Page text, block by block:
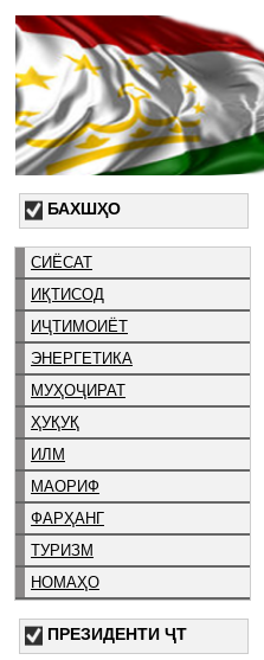
БАХШҲО
СИЁСАТ
ИҚТИСОД
ИҶТИМОИЁТ
ЭНЕРГЕТИКА
МУҲОҶИРАТ
ҲУҚУҚ
ИЛМ
МАОРИФ
ФАРҲАНГ
ТУРИЗМ
НОМАҲО
ПРЕЗИДЕНТИ ҶТ